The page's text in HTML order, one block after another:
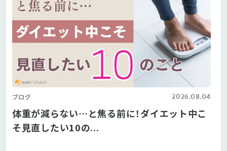
ブログ 2026.08.04
体重が減らない…と焦る前に！ダイエット中こ
そ見直したい10の...